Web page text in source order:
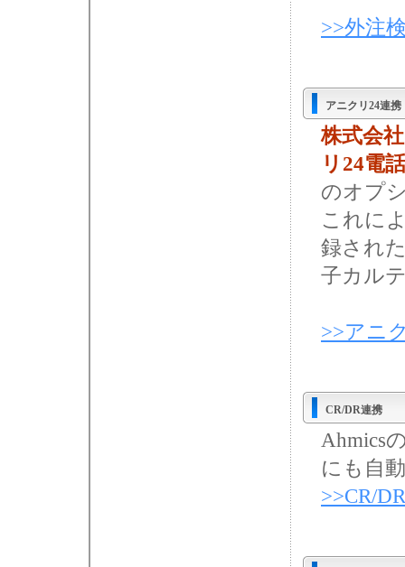
>>外注
アニクリ24連携
株式会
リ24電
のオプ
これに
録され
子カル
>>アニ
CR/DR連携
Ahmics
にも自
>>CR/